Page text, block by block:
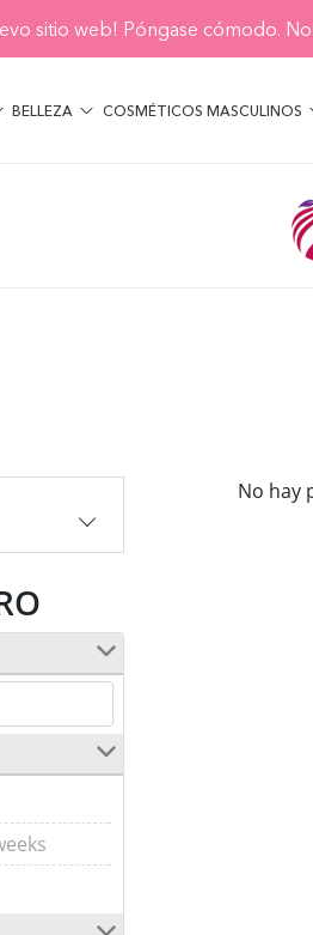
sitio web! Póngase cómodo.
BELLEZA COSMÉTICOS MASCULINOS
No hay